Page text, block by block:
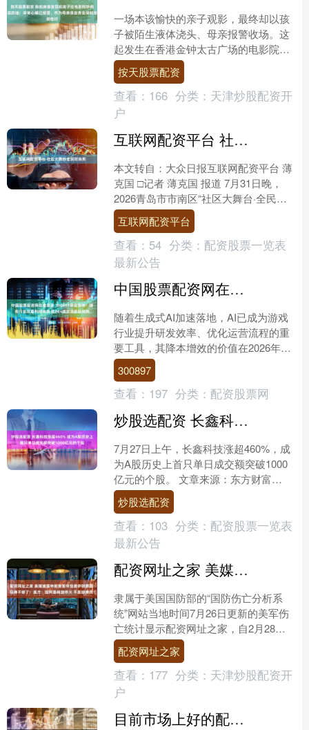
一场本该愉快的亲子观影，最终却以孩
子被陌生液体浇头、母亲报警收场。这
起发生在香港金钟太古广场的电影院风
波，在发酵数日后，终于迎来当事人陈
凯琳的正面回应。 8月4....
按天股票配资
查看： 166 分类： 天津炒股配资开
户
互联网配资平台 社区大舞台全民时尚秀
本文转自：大众日报互联网配资平台 薄
克国 □记者 薄克国 报道 7月31日晚，
2026青岛市市南区“社区大舞台·全民时
尚秀”璀璨艺年·民星闪耀群众性文艺展
演在海....
互联网配资平台
查看： 54 分类： 配资股票一览表
最新公告
中国股票配资网在线登录 300897罕见涨停！游戏行业双重利好来袭 低PE+成交活跃股揭晓
随着生成式AI加速落地，AI已成为游戏
行业提升研发效率、优化运营流程的重
要工具，其降本增效的价值在2026年进
一步释放。 股权转让完成过户 山科智能
收获涨停板 ....
300897
查看： 197 分类： 配资股票网
炒股选配资 长鑫科技涨超460% 成为A股历史上首只单日成交额突破1000亿元的个股
7月27日上午，长鑫科技涨超460%，成
为A股历史上首只单日成交额突破1000
亿元的个股。 文章来源：东方财富
Choice数据 责任编辑：8 郑重声明：东
方财富....
炒股选配资
查看： 103 分类： 配资股票一览表
最新公告
配资网址之家 美媒披露特朗普暂停空袭伊朗原因：导弹不够了！美方：因阿曼斡旋停火 不是缺弹药！
隶属于美国国防部的“国防伤亡分析系
统”网站当地时间7月26日更新的美军伤
亡统计显示配资网址之家，自2月28日
美国和以色列联合发动对伊朗的大规模
军事行动以来，美军....
配资网址之家
查看： 177 分类： 天津炒股配资开
户
目前市场上好的配资公司 创业板指低开低走 AI硬件板块尾盘跳水 原因找到了！